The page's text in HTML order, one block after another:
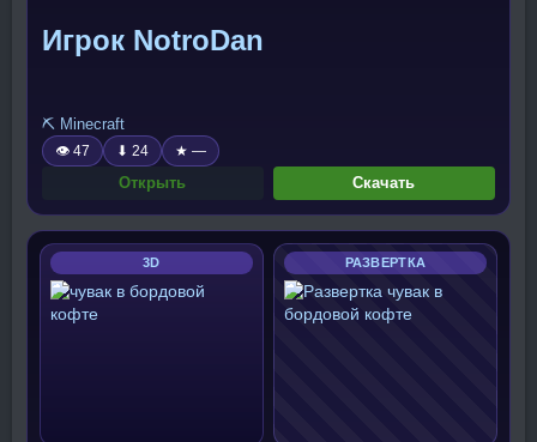
Игрок NotroDan
⛏️ Minecraft
👁 47 ⬇ 24 ★ —
Открыть Скачать
3D РАЗВЕРТКА